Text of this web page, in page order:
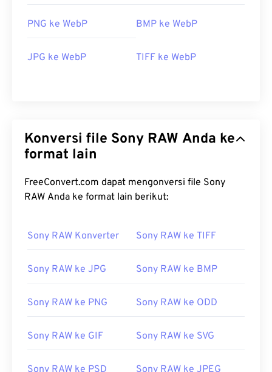
PNG ke WebP BMP ke WebP
JPG ke WebP TIFF ke WebP
Konversi file Sony RAW Anda ke
format lain
FreeConvert.com dapat mengonversi file Sony
RAW Anda ke format lain berikut:
Sony RAW Konverter Sony RAW ke TIFF
Sony RAW ke JPG Sony RAW ke BMP
Sony RAW ke PNG Sony RAW ke ODD
Sony RAW ke GIF Sony RAW ke SVG